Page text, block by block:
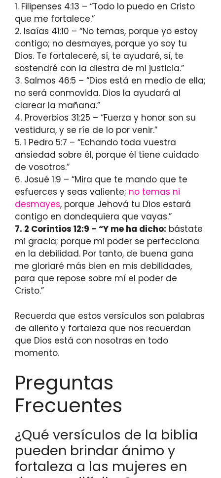
1. Filipenses 4:13 – “Todo lo puedo en Cristo
que me fortalece.”
2. Isaías 41:10 – “No temas, porque yo estoy
contigo; no desmayes, porque yo soy tu
Dios. Te fortaleceré, sí, te ayudaré, sí, te
sostendré con la diestra de mi justicia.”
3. Salmos 46:5 – “Dios está en medio de ella;
no será conmovida. Dios la ayudará al
clarear la mañana.”
4. Proverbios 31:25 – “Fuerza y honor son su
vestidura, y se ríe de lo por venir.”
5. 1 Pedro 5:7 – “Echando toda vuestra
ansiedad sobre él, porque él tiene cuidado
de vosotros.”
6. Josué 1:9 – “Mira que te mando que te
esfuerces y seas valiente; no temas ni
desmayes, porque Jehová tu Dios estará
contigo en dondequiera que vayas.”
7. 2 Corintios 12:9 – “Y me ha dicho: bástate
mi gracia; porque mi poder se perfecciona
en la debilidad. Por tanto, de buena gana
me gloriaré más bien en mis debilidades,
para que repose sobre mí el poder de
Cristo.”
Recuerda que estos versículos son palabras
de aliento y fortaleza que nos recuerdan
que Dios está con nosotras en todo
momento.
Preguntas
Frecuentes
¿Qué versículos de la biblia
pueden brindar ánimo y
fortaleza a las mujeres en